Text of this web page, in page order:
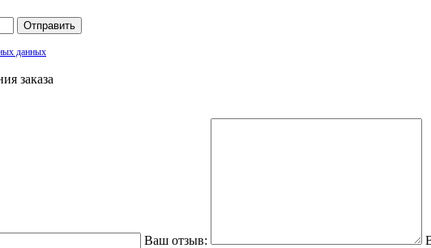
Отправить
данных
заказа
Ваш отзыв: